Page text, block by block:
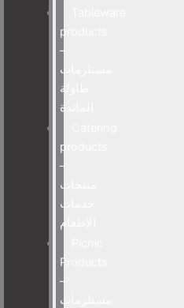
products
–
مستلزمات
طاولة
المائدة
products
–
منتجات
خدمات
الإطعام
Products
–
مستلزمات